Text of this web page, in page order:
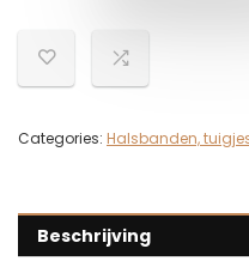
Categories: Halsbanden,
Beschrijving